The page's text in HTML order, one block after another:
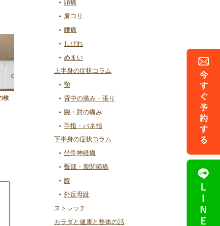
頭痛
肩コリ
腰痛
しびれ
めまい
上半身の症状コラム
顎
背中の痛み・張り
腕・肘の痛み
手指・バネ指
下半身の症状コラム
坐骨神経痛
臀部・股関節痛
膝
外反母趾
ストレッチ
カラダと健康と整体の話
検